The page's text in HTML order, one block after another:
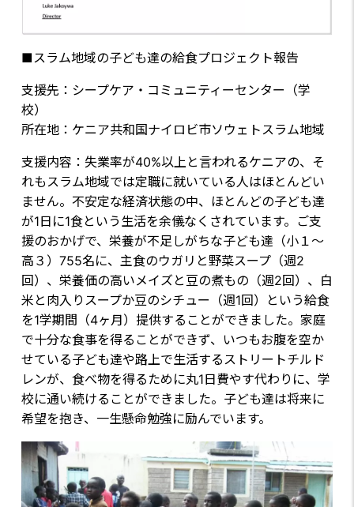
■スラム地域の子ども達の給食プロジェクト報告
支援先：シープケア・コミュニティーセンター（学
校）
所在地：ケニア共和国ナイロビ市ソウェトスラム地域
支援内容：失業率が40%以上と言われるケニアの、そ
れもスラム地域では定職に就いている人はほとんどい
ません。不安定な経済状態の中、ほとんどの子ども達
が1日に1食という生活を余儀なくされています。ご支
援のおかげで、栄養が不足しがちな子ども達（小１～
高３）755名に、主食のウガリと野菜スープ（週2
回）、栄養価の高いメイズと豆の煮もの（週2回）、白
米と肉入りスープか豆のシチュー（週1回）という給食
を1学期間（4ヶ月）提供することができました。家庭
で十分な食事を得ることができず、いつもお腹を空か
せている子ども達や路上で生活するストリートチルド
レンが、食べ物を得るために丸1日費やす代わりに、学
校に通い続けることができました。子ども達は将来に
希望を抱き、一生懸命勉強に励んでいます。